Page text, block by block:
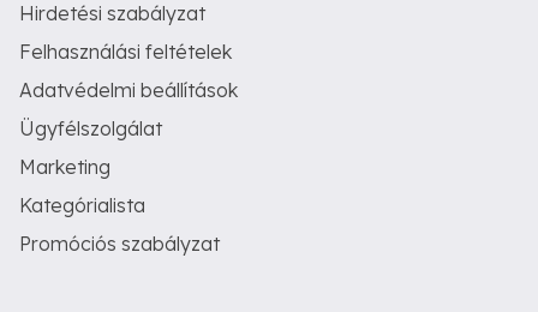
Hirdetési szabályzat
Felhasználási feltételek
Adatvédelmi beállítások
Ügyfélszolgálat
Marketing
Kategórialista
Promóciós szabályzat